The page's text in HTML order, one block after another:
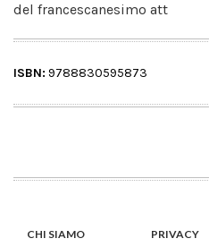
del francescanesimo att
ISBN: 9788830595873
CHI SIAMO PRIVACY